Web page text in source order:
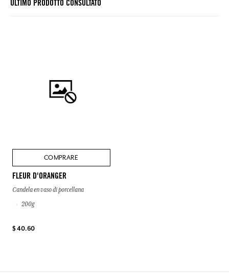
ULTIMO PRODOTTO CONSULTATO
COMPRARE
FLEUR D'ORANGER
Candela en vaso di porcellana
200g
$ 40.60